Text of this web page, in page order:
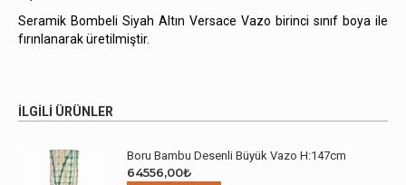
Seramik Bombeli Siyah Altın Versace Vazo birinci sınıf boya ile
fırınlanarak üretilmiştir.
İLGILI ÜRÜNLER
Boru Bambu Desenli Büyük Vazo H:147cm
64556,00₺